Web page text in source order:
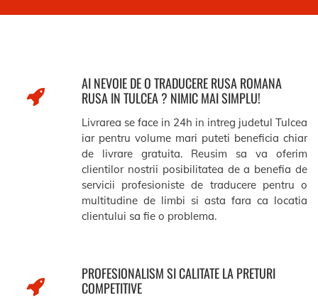
AI NEVOIE DE O TRADUCERE RUSA ROMANA
RUSA IN TULCEA ? NIMIC MAI SIMPLU!
Livrarea se face in 24h in intreg judetul Tulcea
iar pentru volume mari puteti beneficia chiar
de livrare gratuita. Reusim sa va oferim
clientilor nostrii posibilitatea de a benefia de
servicii profesioniste de traducere pentru o
multitudine de limbi si asta fara ca locatia
clientului sa fie o problema.
PROFESIONALISM SI CALITATE LA PRETURI
COMPETITIVE